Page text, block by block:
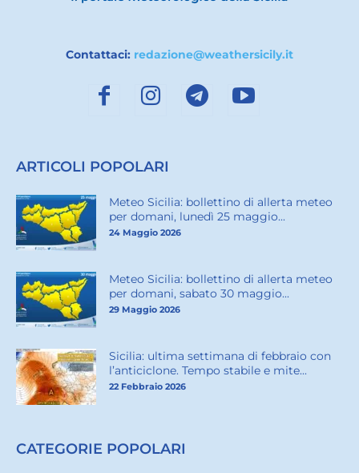
Contattaci: redazione@weathersicily.it
ARTICOLI POPOLARI
Meteo Sicilia: bollettino di allerta meteo
per domani, lunedì 25 maggio...
24 Maggio 2026
Meteo Sicilia: bollettino di allerta meteo
per domani, sabato 30 maggio...
29 Maggio 2026
Sicilia: ultima settimana di febbraio con
l’anticiclone. Tempo stabile e mite...
22 Febbraio 2026
CATEGORIE POPOLARI